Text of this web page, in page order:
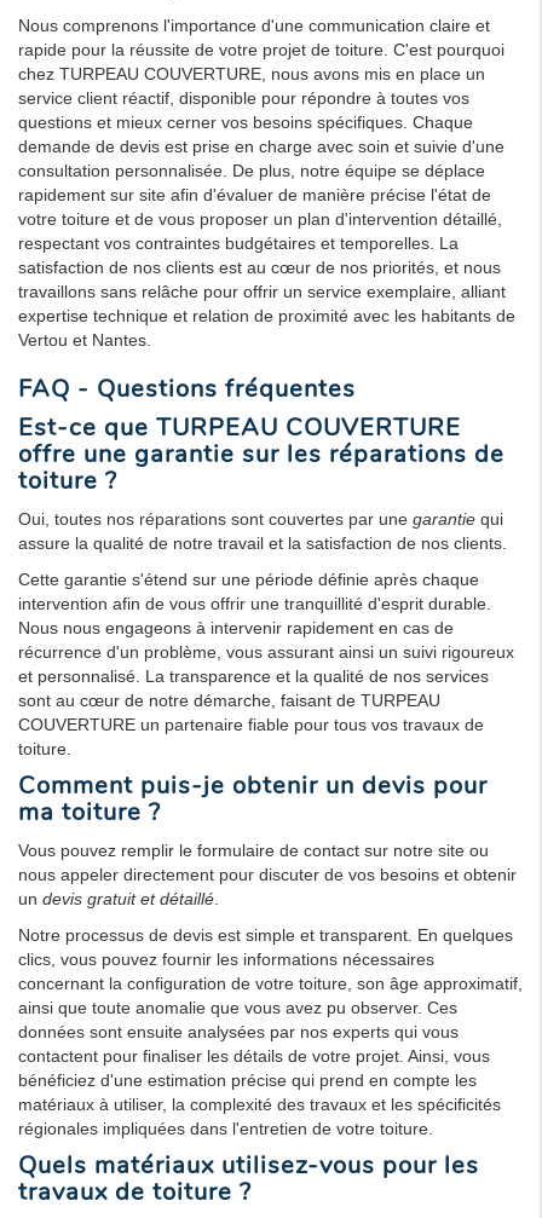
Nous comprenons l'importance d'une communication claire et
rapide pour la réussite de votre projet de toiture. C'est pourquoi
chez TURPEAU COUVERTURE, nous avons mis en place un
service client réactif, disponible pour répondre à toutes vos
questions et mieux cerner vos besoins spécifiques. Chaque
demande de devis est prise en charge avec soin et suivie d'une
consultation personnalisée. De plus, notre équipe se déplace
rapidement sur site afin d'évaluer de manière précise l'état de
votre toiture et de vous proposer un plan d'intervention détaillé,
respectant vos contraintes budgétaires et temporelles. La
satisfaction de nos clients est au cœur de nos priorités, et nous
travaillons sans relâche pour offrir un service exemplaire, alliant
expertise technique et relation de proximité avec les habitants de
Vertou et Nantes.
FAQ - Questions fréquentes
Est-ce que TURPEAU COUVERTURE
offre une garantie sur les réparations de
toiture ?
Oui, toutes nos réparations sont couvertes par une garantie qui
assure la qualité de notre travail et la satisfaction de nos clients.
Cette garantie s'étend sur une période définie après chaque
intervention afin de vous offrir une tranquillité d'esprit durable.
Nous nous engageons à intervenir rapidement en cas de
récurrence d'un problème, vous assurant ainsi un suivi rigoureux
et personnalisé. La transparence et la qualité de nos services
sont au cœur de notre démarche, faisant de TURPEAU
COUVERTURE un partenaire fiable pour tous vos travaux de
toiture.
Comment puis-je obtenir un devis pour
ma toiture ?
Vous pouvez remplir le formulaire de contact sur notre site ou
nous appeler directement pour discuter de vos besoins et obtenir
un devis gratuit et détaillé
Notre processus de devis est simple et transparent. En quelques
clics, vous pouvez fournir les informations nécessaires
concernant la configuration de votre toiture, son âge approximatif,
ainsi que toute anomalie que vous avez pu observer. Ces
données sont ensuite analysées par nos experts qui vous
contactent pour finaliser les détails de votre projet. Ainsi, vous
bénéficiez d'une estimation précise qui prend en compte les
matériaux à utiliser, la complexité des travaux et les spécificités
régionales impliquées dans l'entretien de votre toiture.
Quels matériaux utilisez-vous pour les
travaux de toiture ?